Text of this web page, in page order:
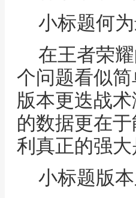
小标题何
在王者荣
个问题看似
版本更迭战
的数据更在
利真正的强
小标题版